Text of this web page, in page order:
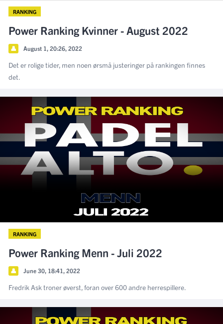
RANKING
Power Ranking Kvinner - August 2022
👤 August 1, 20:26, 2022
Det er rolige tider, men noen ørsmå justeringer på rankingen finnes
det.
RANKING
Power Ranking Menn - Juli 2022
👤 June 30, 18:41, 2022
Fredrik Ask troner øverst, foran over 600 andre herrespillere.